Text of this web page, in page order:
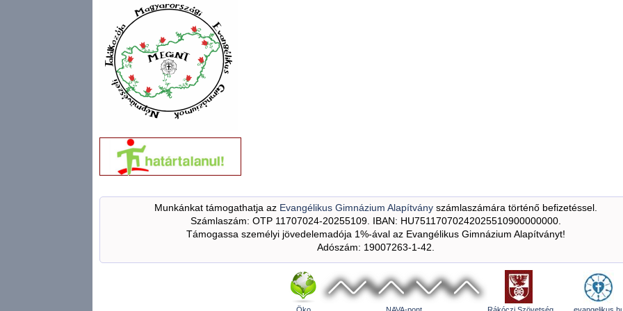
Munkánkat támogathatja az Evangélikus Gimnázium Alapítványszámlaszámára történő befizetéssel.
Számlaszám: OTP 11707024-20255109. IBAN: HU75117070242025510900000000.
Támogassa személyi jövedelemadója 1%-ával az Evangélikus Gimnázium Alapítványt!
Adószám: 19007263-1-42.